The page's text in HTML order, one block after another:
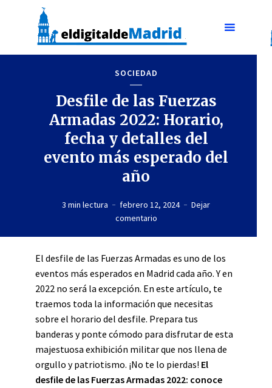
SOCIEDAD
Desfile de las Fuerzas
Armadas 2022: Horario,
fecha y detalles del
evento más esperado del
año
3 min lectura febrero 12, 2024
Dejar
comentario
El desfile de las Fuerzas Armadas es uno de los
eventos más esperados en Madrid cada año. Y en
2022 no será la excepción. En este artículo, te
traemos toda la información que necesitas
sobre el horario del desfile. Prepara tus
banderas y ponte cómodo para disfrutar de esta
majestuosa exhibición militar que nos llena de
orgullo y patriotismo. ¡No te lo pierdas! El
desfile de las Fuerzas Armadas 2022: conoce